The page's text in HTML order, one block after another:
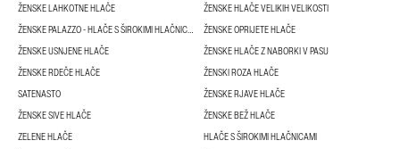
ŽENSKE LAHKOTNE HLAČE
ŽENSKE HLAČE VELIKIH VELIKOSTI
ŽENSKE PALAZZO - HLAČE S ŠIROKIMI HLAČNICAMI
ŽENSKE OPRIJETE HLAČE
ŽENSKE USNJENE HLAČE
ŽENSKE HLAČE Z NABORKI V PASU
ŽENSKE RDEČE HLAČE
ŽENSKI ROZA HLAČE
SATENASTO
ŽENSKE RJAVE HLAČE
ŽENSKE SIVE HLAČE
ŽENSKE BEŽ HLAČE
ZELENE HLAČE
HLAČE S ŠIROKIMI HLAČNICAMI